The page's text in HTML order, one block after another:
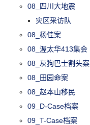
08_四川大地震
灾区采访队
08_杨佳案
08_渥太华413集会
08_灰狗巴士割头案
08_田园命案
08_赵本山移民
09_D-Case档案
09_T-Case档案